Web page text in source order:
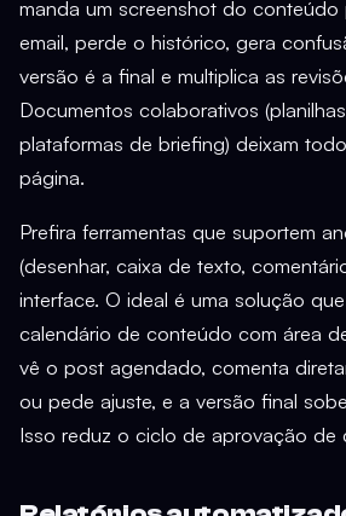
manda um screenshot do
email, perde o histórico, gera
versão é a final e multiplica as
Documentos colaborativos
plataformas de briefing) deixam
página.
Prefira ferramentas que suportem
(desenhar, caixa de texto,
interface. O ideal é uma solução
calendário de conteúdo com área
vê o post agendado, comenta
ou pede ajuste, e a versão final
Isso reduz o ciclo de aprovação de